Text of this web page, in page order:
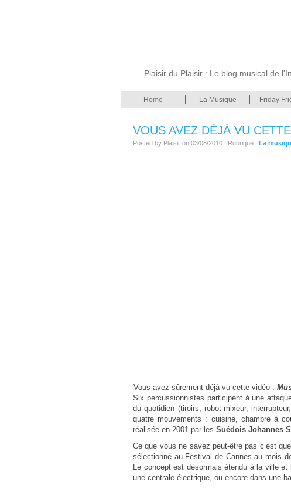
Plaisir du Plaisir : Le blog musical de
Home La Musique Friday
VOUS AVEZ DÉJÀ VU
Posted by Plaisir on 03/08/2010 I Rubrique : La
Vous avez sûrement déjà vu cette vidéo :
Six percussionnistes participent à une
du quotidien (tiroirs, robot-mixeur,
quatre mouvements : cuisine, chambre à
réalisée en 2001 par les Suédois Johannes
Ce que vous ne savez peut-être pas c’est
sélectionné au Festival de Cannes au mois
Le concept est désormais étendu à la ville
une centrale électrique, ou encore dans une